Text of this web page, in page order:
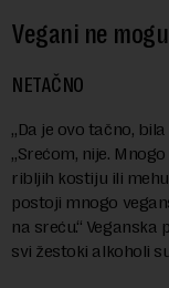
Vegani ne
NETAČNO
„Da je ovo tačno,
„Srećom, nije.
ribljih kostiju ili
postoji mnogo
na sreću.“
svi žestoki alkoholi